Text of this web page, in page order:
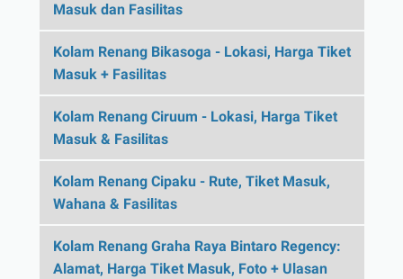
Masuk dan Fasilitas
Kolam Renang Bikasoga - Lokasi, Harga Tiket
Masuk + Fasilitas
Kolam Renang Ciruum - Lokasi, Harga Tiket
Masuk & Fasilitas
Kolam Renang Cipaku - Rute, Tiket Masuk,
Wahana & Fasilitas
Kolam Renang Graha Raya Bintaro Regency:
Alamat, Harga Tiket Masuk, Foto + Ulasan